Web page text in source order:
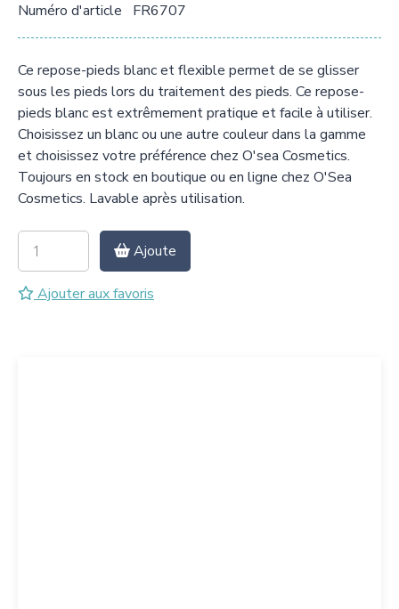
Numéro d'article FR6707
Ce repose-pieds blanc et flexible permet de se glisser
sous les pieds lors du traitement des pieds. Ce repose-
pieds blanc est extrêmement pratique et facile à utiliser.
Choisissez un blanc ou une autre couleur dans la gamme
et choisissez votre préférence chez O'sea Cosmetics.
Toujours en stock en boutique ou en ligne chez O'Sea
Cosmetics. Lavable après utilisation.
Ajoute
Ajouter aux favoris